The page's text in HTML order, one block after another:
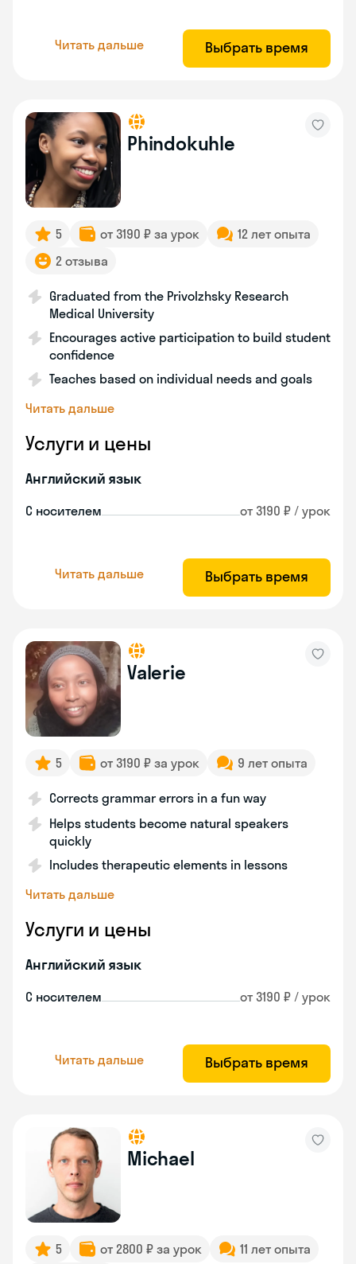
Читать дальше Выбрать время
Phindokuhle
5 от 3190 ₽ за урок
12 лет опыта
2 отзыва
Graduated from the Privolzhsky Research
Medical University
Encourages active participation to build student
confidence
Teaches based on individual needs and goals
Читать дальше
Услуги и цены
Английский язык
С носителем от 3190 ₽ / урок
Читать дальше Выбрать время
Valerie
5 от 3190 ₽ за урок 9 лет опыта
Corrects grammar errors in a fun way
Helps students become natural speakers
quickly
Includes therapeutic elements in lessons
Читать дальше
Услуги и цены
Английский язык
С носителем от 3190 ₽ / урок
Читать дальше Выбрать время
Michael
5 от 2800 ₽ за урок
11 лет опыта